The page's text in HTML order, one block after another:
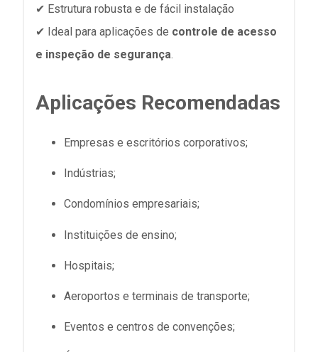
✔ Estrutura robusta e de fácil instalação
✔ Ideal para aplicações de controle de acesso
e inspeção de segurança.
Aplicações Recomendadas
Empresas e escritórios corporativos;
Indústrias;
Condomínios empresariais;
Instituições de ensino;
Hospitais;
Aeroportos e terminais de transporte;
Eventos e centros de convenções;